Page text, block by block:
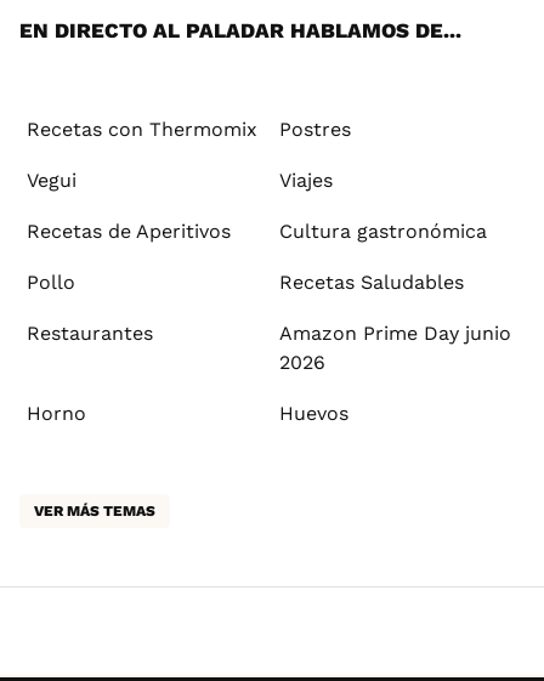
EN DIRECTO AL PALADAR HABLAMOS DE...
Recetas con Thermomix Postres
Vegui Viajes
Recetas de Aperitivos Cultura gastronómica
Pollo Recetas Saludables
Restaurantes
Amazon Prime Day junio
2026
Horno Huevos
VER MÁS TEMAS